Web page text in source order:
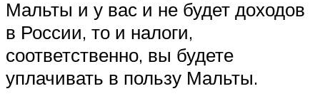
Мальты и у вас и не будет доходов
в России, то и налоги,
соответственно, вы будете
уплачивать в пользу Мальты.